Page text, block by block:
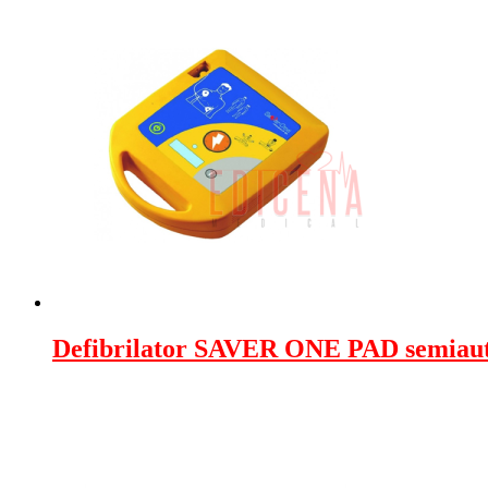
Defibrilator SAVER ONE PAD